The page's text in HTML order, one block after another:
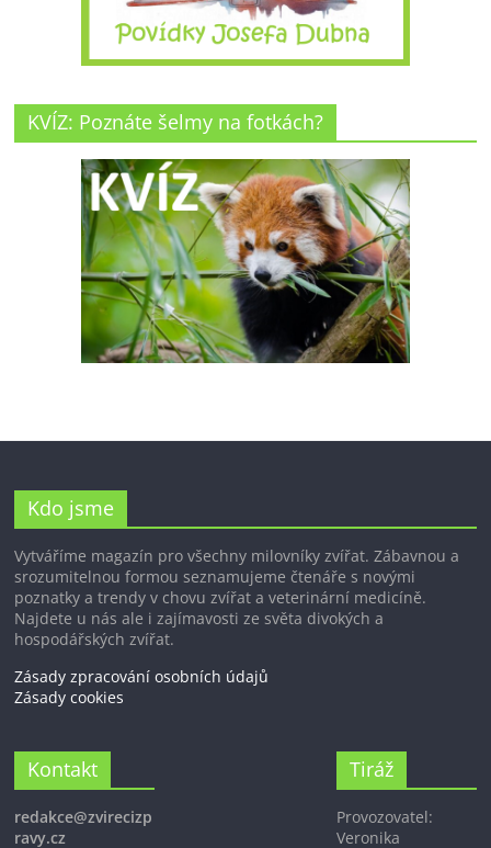
KVÍZ: Poznáte šelmy na fotkách?
Kdo jsme
Vytváříme magazín pro všechny milovníky zvířat. Zábavnou a
srozumitelnou formou seznamujeme čtenáře s novými
poznatky a trendy v chovu zvířat a veterinární medicíně.
Najdete u nás ale i zajímavosti ze světa divokých a
hospodářských zvířat.
Zásady zpracování osobních údajů
Zásady cookies
Kontakt
redakce@zvirecizp
ravy.cz
Tiráž
Provozovatel:
Veronika